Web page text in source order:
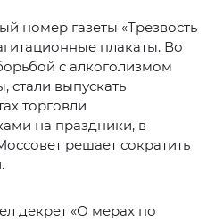
номер газеты «Трезвость
плакаты. Во
с алкоголизмом
стали выпускать
торговли
на праздники, в
решает сократить
декрет «О мерах по